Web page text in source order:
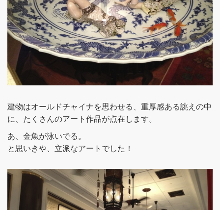
建物はオールドチャイナを思わせる、重厚感ある誂えの中
に、たくさんのアート作品が点在します。
あ、金魚が泳いでる。
と思いきや、立派なアートでした！